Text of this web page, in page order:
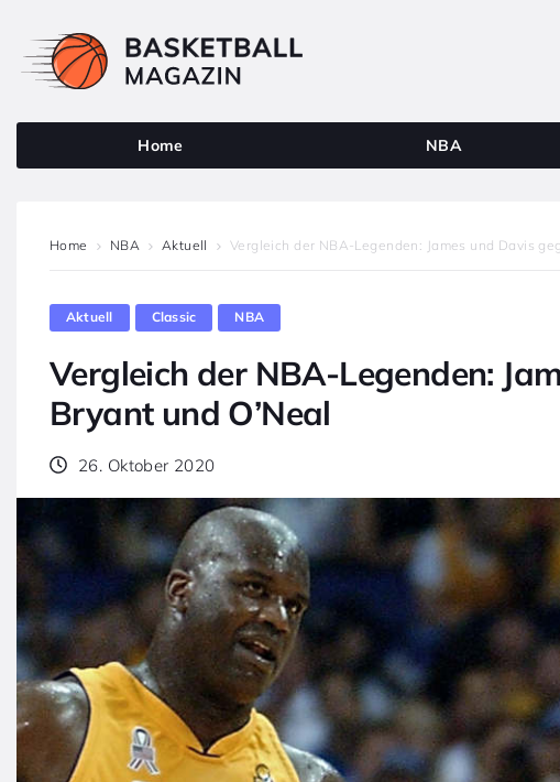
Home NBA
Home NBA Aktuell Vergleich der NBA-Legenden: James und Davis
Aktuell Classic NBA
Vergleich der NBA-Legenden:
Bryant und O’Neal
26. Oktober 2020